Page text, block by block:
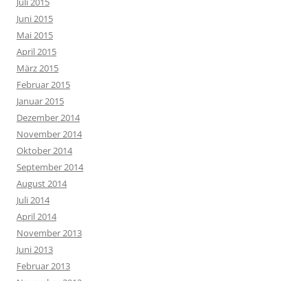
Juni 2015
Mai 2015
April 2015
März 2015
Februar 2015
Januar 2015
Dezember 2014
November 2014
Oktober 2014
September 2014
August 2014
Juli 2014
April 2014
November 2013
Juni 2013
Februar 2013